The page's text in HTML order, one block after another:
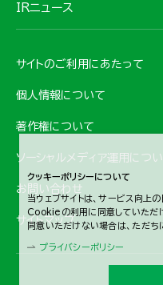
クッキーポリシーについて
当ウェブサイトは、サービス向上
Cookieの利用に同意していただけ
同意いただけない場合は、ただち
プライバシーポリシー
IRニュース
サイトのご利用にあたって
個人情報について
著作権について
ソーシャルメディア運用につ
お問い合わせ
サイトマップ